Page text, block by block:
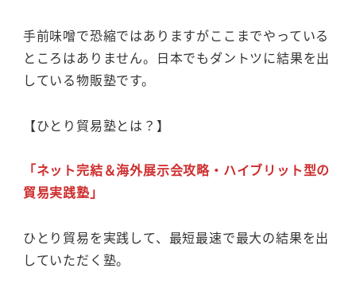
手前味噌で恐縮ではありますがここまでやっている
ところはありません。日本でもダントツに結果を出
している物販塾です。
【ひとり貿易塾とは？】
「ネット完結＆海外展示会攻略・ハイブリット型の
貿易実践塾」
ひとり貿易を実践して、最短最速で最大の結果を出
していただく塾。